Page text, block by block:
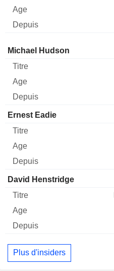
Administrateur Titre
Michael Hudson
Ernest Eadie
David Henstridge
Plus d'insiders